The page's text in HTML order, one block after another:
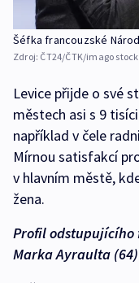
Šéfka francouzské
Zdroj: ČT24/ČTK/imago
Levice přijde o své
městech asi s 9
například v čele
Mírnou satisfakcí
v hlavním městě,
žena.
Profil odstupujícího
Marka Ayraulta (64)